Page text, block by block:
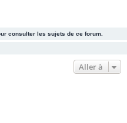
r
c
consulter les sujets de ce forum.
Aller à